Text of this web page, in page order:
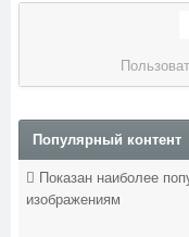
Популярный контент
Показан наиболее
изображениям